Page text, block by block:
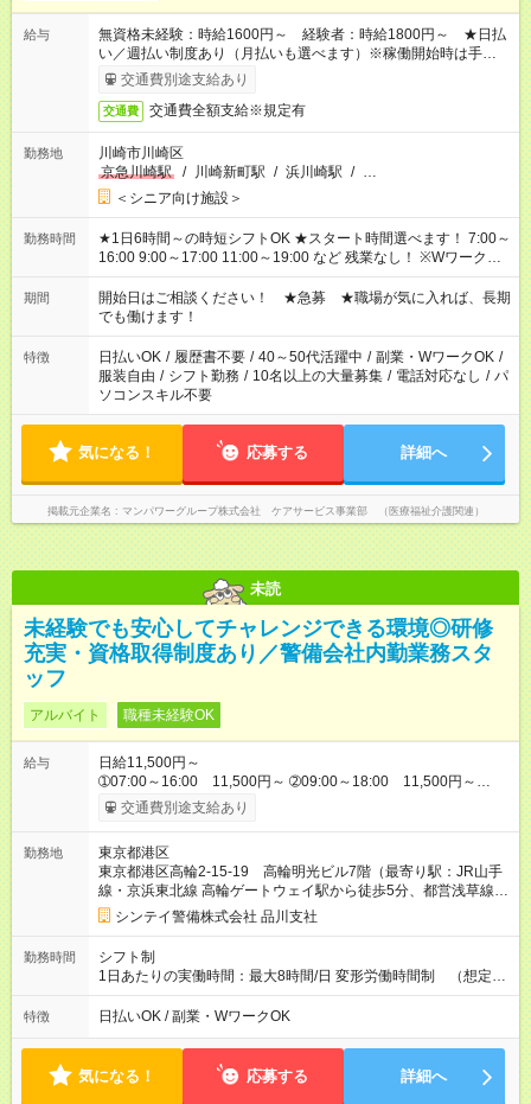
給与
無資格未経験：時給1600円～ 経験者：時給1800円～ ★日払
い／週払い制度あり（月払いも選べます）※稼働開始時は手続き
完了次第のお支払いとなります。
交通費別途支給あり
交通費 交通費全額支給※規定有
勤務地
川崎市川崎区
京急川崎駅
/ 川崎新町駅 / 浜川崎駅 / …
＜シニア向け施設＞
勤務時間
★1日6時間～の時短シフトOK ★スタート時間選べます！ 7:00～
16:00 9:00～17:00 11:00～19:00 など 残業なし！ ※Wワークの
場合、他のお仕事と合わせ週40時間超の就業はご案内できませ
ん ※法令に基づき、週20時間以上勤務は社会保険への加入対象
となります ※労働者派遣法（日雇い派遣の原則禁止）により、
短時間・短期間の就業はご案内が難しい場合があります
期間
開始日はご相談ください！ ★急募 ★職場が気に入れば、長期
でも働けます！
特徴 日払いOK / 履歴書不要 / 40～50代活躍中 / 副業・WワークOK /
服装自由 / シフト勤務 / 10名以上の大量募集 / 電話対応なし / パ
ソコンスキル不要
気になる！ 応募する 詳細へ
掲載元企業名 マンパワーグループ株式会社 ケアサービス事業部 （医療福祉介護関連）
未読
未経験でも安心してチャレンジできる環境◎研修
充実・資格取得制度あり／警備会社内勤業務スタ
ッフ
アルバイト 職種未経験OK
給与
日給11,500円～
➀07:00～16:00 11,500円～ ➁09:00～18:00 11,500円～
➂13:00～22:00 11,500円～ ※他時間帯のお仕事もございま
す。 入社当初は上記からスタートとなります。 その後、警備検
交通費別途支給あり
勤務地
東京都港区
東京都港区高輪2-15-19 高輪明光ビル7階（最寄り駅：JR山手
線・京浜東北線 高輪ゲートウェイ駅から徒歩5分、都営浅草線
泉岳寺駅 から徒歩3分）
シンテイ警備株式会社 品川支社
勤務時間
シフト制
1日あたりの実働時間：最大8時間/日 変形労働時間制 （想定労
働時間 172時間/月） 【シフト例】 ➀07:00～16:00 （実働8
時間・休憩1時間） ➁09:00～18:00 （実働8時間・休憩1時
特徴 日払いOK / 副業・WワークOK
気になる！ 応募する 詳細へ